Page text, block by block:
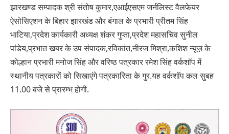
झारखण्ड सम्पादक श्री संतोष कुमार,एआईएसएम जर्नलिस्ट वैलफेयर
ऐसोसिएशन के बिहार झारखंड और बंगाल के प्रभारी प्रीतम सिंह
भाटिया,प्रदेश कार्यकारी अध्यक्ष शंकर गुप्ता,प्रदेश महासचिव सुनील
पांडेय,प्रभात खबर के उप संपादक,रविकांत,नीरज मिश्रा,कशिश न्यूज़ के
कोल्हान प्रभारी मनोज सिंह और वरिष्ठ पत्रकार रमेश सिंह वर्कशॉप में
स्थानीय पत्रकारों को सिखाएंगे पत्रकारिता के गुर.यह वर्कशॉप कल सुबह
11.00 बजे से प्रारम्भ होगी.